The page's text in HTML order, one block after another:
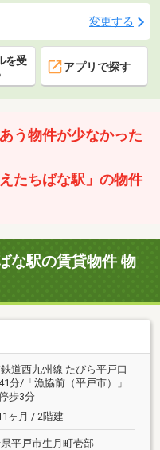
変更する
を受
アプリで探す
う物件が少なかった
たちばな駅」の物件
な駅の賃貸物件 物
道西九州線 たびら平戸口
分/「漁協前（平戸市）」
歩3分
ヶ月 / 2階建
平戸市生月町壱部